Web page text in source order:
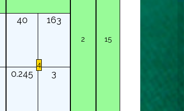
40 163
0.245 3
4
2 15